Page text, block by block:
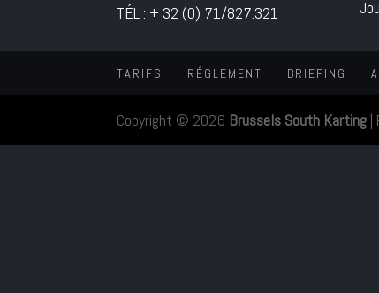
TÉL : + 32 (0) 71/827.321
TARIFS RÉGLEMENT BRIEFING
Copyright © 2026 Brussels South Karting |